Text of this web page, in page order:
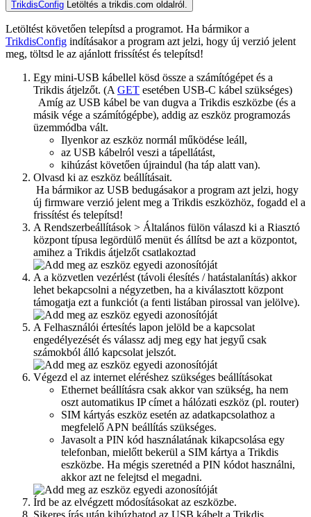
TrikdisConfig Letöltés a trikdis.com oldalról.
Letöltést követően telepítsd a programot. Ha bármikor a
TrikdisConfig indításakor a program azt jelzi, hogy új verzió jelent
meg, töltsd le az ajánlott frissítést és telepítsd!
Egy mini-USB kábellel kösd össze a számítógépet és a
Trikdis átjelzőt. (A GET esetében USB-C kábel szükséges)
Amíg az USB kábel be van dugva a Trikdis eszközbe (és a
másik vége a számítógépbe), addig az eszköz programozás
üzemmódba vált.
Ilyenkor az eszköz normál működése leáll,
az USB kábelról veszi a tápellátást,
kihúzást követően újraindul (ha táp alatt van).
Olvasd ki az eszköz beállításait.
Ha bármikor az USB bedugásakor a program azt jelzi, hogy
új firmware verzió jelent meg a Trikdis eszközhöz, fogadd el a
frissítést és telepítsd!
A Rendszerbeállítások > Általános fülön válaszd ki a Riasztó
központ típusa legördülő menüt és állítsd be azt a központot,
amihez a Trikdis átjelzőt csatlakoztad
A a közvetlen vezérlést (távoli élesítés / hatástalanítás) akkor
lehet bekapcsolni a négyzetben, ha a kiválasztott központ
támogatja ezt a funkciót (a fenti listában pirossal van jelölve).
A Felhasználói értesítés lapon jelöld be a kapcsolat
engedélyezését és válassz adj meg egy hat jegyű csak
számokból álló kapcsolat jelszót.
Végezd el az internet eléréshez szükséges beállításokat
Ethernet beállításra csak akkor van szükség, ha nem
oszt automatikus IP címet a hálózati eszköz (pl. router)
SIM kártyás eszköz esetén az adatkapcsolathoz a
megfelelő APN beállítás szükséges.
Javasolt a PIN kód használatának kikapcsolása egy
telefonban, mielőtt bekerül a SIM kártya a Trikdis
eszközbe. Ha mégis szeretnéd a PIN kódot használni,
akkor azt ne felejtsd el megadni.
Írd be az elvégzett módosításokat az eszközbe.
Sikeres írás után kihúzhatod az USB kábelt a Trikdis